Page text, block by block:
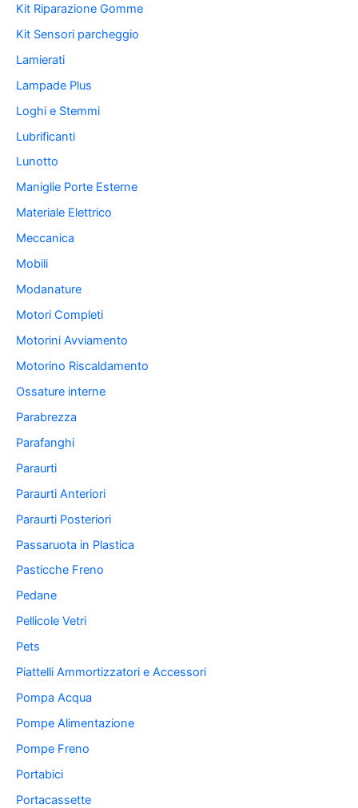
Kit Riparazione Gomme
Kit Sensori parcheggio
Lamierati
Lampade Plus
Loghi e Stemmi
Lubrificanti
Lunotto
Maniglie Porte Esterne
Materiale Elettrico
Meccanica
Mobili
Modanature
Motori Completi
Motorini Avviamento
Motorino Riscaldamento
Ossature interne
Parabrezza
Parafanghi
Paraurti
Paraurti Anteriori
Paraurti Posteriori
Passaruota in Plastica
Pasticche Freno
Pedane
Pellicole Vetri
Pets
Piattelli Ammortizzatori e Accessori
Pompa Acqua
Pompe Alimentazione
Pompe Freno
Portabici
Portacassette